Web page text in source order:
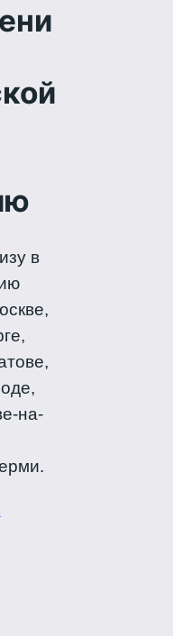
в
на-